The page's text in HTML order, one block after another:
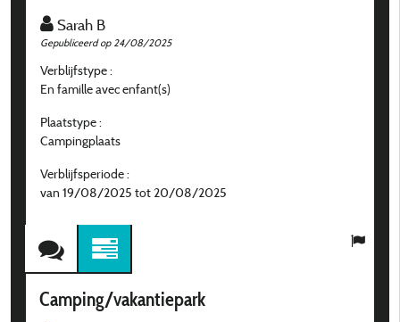
Sarah B
Gepubliceerd op 24/08/2025
Verblijfstype :
En famille avec enfant(s)
Plaatstype :
Campingplaats
Verblijfsperiode :
van 19/08/2025 tot 20/08/2025
Camping/vakantiepark